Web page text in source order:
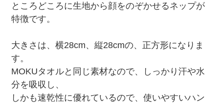
ところどころに生地から顔をのぞかせるネップが
特徴です。
大きさは、横28cm、縦28cmの、正方形になりま
す。
MOKUタオルと同じ素材なので、しっかり汗や水
分を吸収し、
しかも速乾性に優れているので、使いやすいハン